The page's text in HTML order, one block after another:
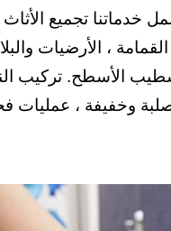
تجميع الأثاث
، الأرضيات
الأسطح. تركيب
وخفيفة ، عمليات